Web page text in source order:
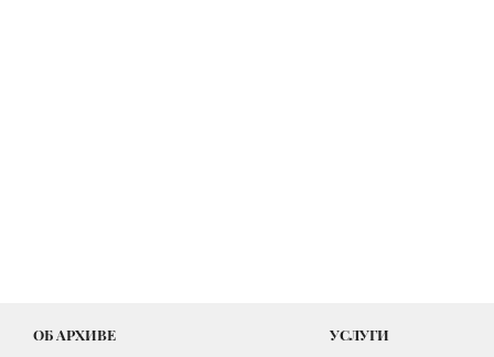
ОБ АРХИВЕ УСЛУГИ